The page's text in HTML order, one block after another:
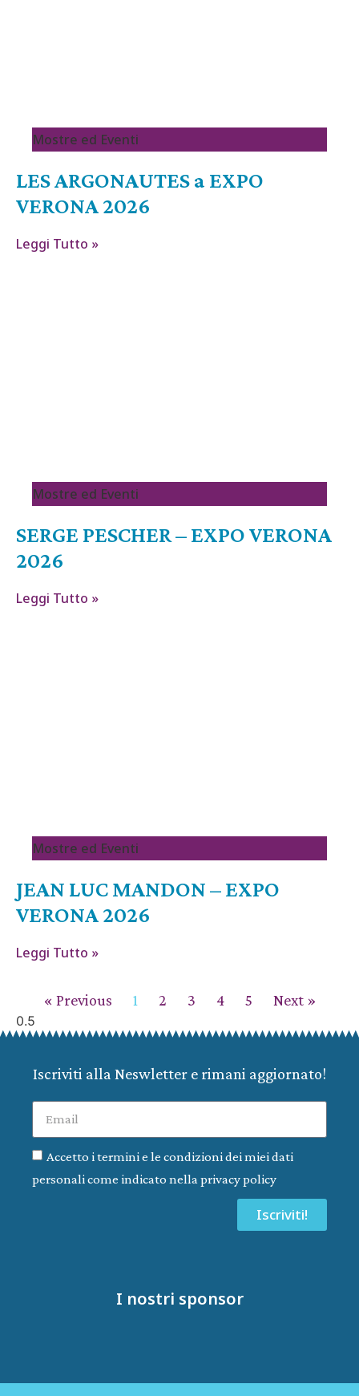
Mostre ed Eventi
LES ARGONAUTES a EXPO
VERONA 2026
Leggi Tutto »
Mostre ed Eventi
SERGE PESCHER – EXPO VERONA
2026
Leggi Tutto »
Mostre ed Eventi
JEAN LUC MANDON – EXPO
VERONA 2026
Leggi Tutto »
« Previous 1 2 3 4 5 Next »
Iscriviti alla Neswletter e rimani aggiornato!
Accetto i termini e le condizioni dei miei dati
personali come indicato nella privacy policy
Iscriviti!
I nostri sponsor